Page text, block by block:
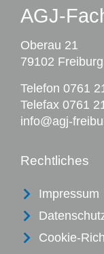
AGJ-
Oberau 21
79102 Freiburg
Telefon 0761
Telefax 0761
info@agj-
Rechtliches
Impressum
Cookie-